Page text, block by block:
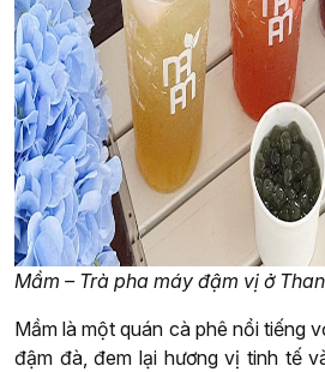
Mầm – Trà pha máy đậm vị ở
Mầm là một quán cà phê nổi tiếng
đậm đà, đem lại hương vị tinh tế